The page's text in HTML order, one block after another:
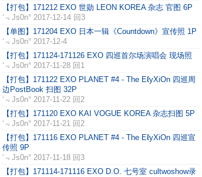
【打包】171212 EXO 世勋 LEON KOREA 杂志 官图 6P
‘﹃Js0n° 2017-12-14 回3
【单图】171204 EXO 日本一辑《Countdown》宣传照 1P
‘﹃Js0n° 2017-12-4
【打包】171124-171126 EXO 四巡首尔场演唱会 现场照
‘﹃Js0n° 2017-11-28 回1
【打包】171122 EXO PLANET #4 - The EℓyXiOn 四巡周
边PostBook 扫图 32P
‘﹃Js0n° 2017-11-22 回2
【打包】171120 EXO KAI VOGUE KOREA 杂志扫图 5P
‘﹃Js0n° 2017-11-21 回2
【打包】171116 EXO PLANET #4 - The EℓyXiOn 四巡宣
传照 9P
‘﹃Js0n° 2017-11-18 回3
【打包】171114-171116 EXO D.O. 七号室 cultwoshow录